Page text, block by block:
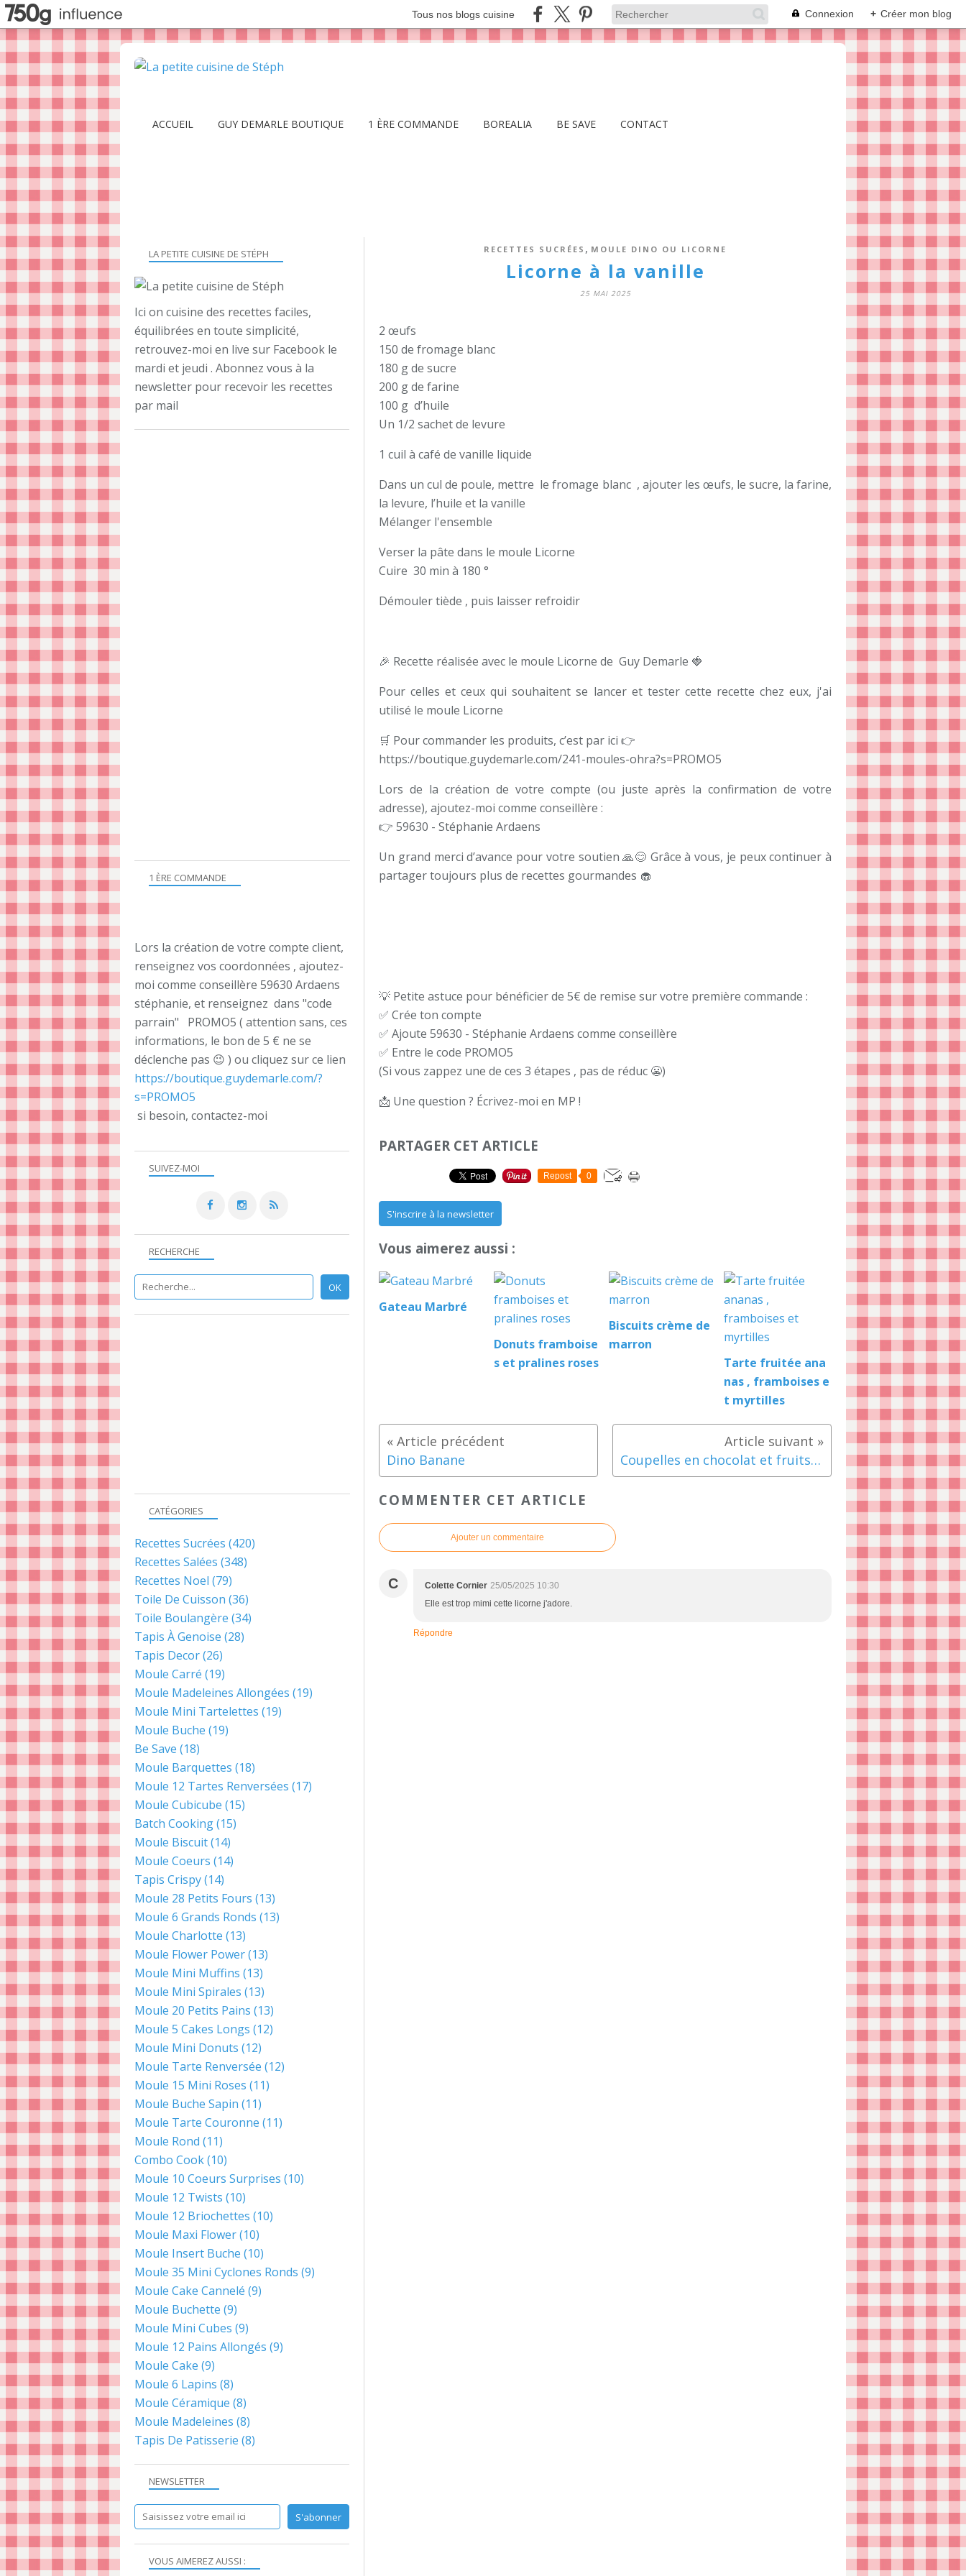
Tous nos blogs cuisine Connexion + Créer mon blog
ACCUEIL GUY DEMARLE BOUTIQUE 1 ÈRE COMMANDE BOREALIA BE SAVE CONTACT
RECETTES SUCRÉES , MOULE DINO OU LICORNE
Licorne à la vanille
25 MAI 2025
2 œufs
150 de fromage blanc
180 g de sucre
200 g de farine
100 g d’huile
Un 1/2 sachet de levure
1 cuil à café de vanille liquide
Dans un cul de poule, mettre le fromage blanc , ajouter les œufs, le sucre, la farine,
la levure, l’huile et la vanille
Mélanger l'ensemble
Verser la pâte dans le moule Licorne
Cuire 30 min à 180 °
Démouler tiède , puis laisser refroidir
🎉 Recette réalisée avec le moule Licorne de Guy Demarle 🍓
Pour celles et ceux qui souhaitent se lancer et tester cette recette chez eux, j'ai
utilisé le moule Licorne
🛒 Pour commander les produits, c’est par ici 👉
https://boutique.guydemarle.com/241-moules-ohra?s=PROMO5
Lors de la création de votre compte (ou juste après la confirmation de votre
adresse), ajoutez-moi comme conseillère :
👉 59630 - Stéphanie Ardaens
Un grand merci d’avance pour votre soutien 🙏😊 Grâce à vous, je peux continuer à
partager toujours plus de recettes gourmandes 🧁
💡 Petite astuce pour bénéficier de 5€ de remise sur votre première commande :
✅ Crée ton compte
✅ Ajoute 59630 - Stéphanie Ardaens comme conseillère
✅ Entre le code PROMO5
(Si vous zappez une de ces 3 étapes , pas de réduc 😬)
📩 Une question ? Écrivez-moi en MP !
PARTAGER CET ARTICLE
Repost 0
S'inscrire à la newsletter
Vous aimerez aussi :
Gateau Marbré
Donuts framboise
s et pralines roses
Biscuits crème de
marron
Tarte fruitée ana
nas , framboises e
t myrtilles
Dino Banane Coupelles en chocolat et fruits frais
COMMENTER CET ARTICLE
Ajouter un commentaire
C Colette Cornier 25/05/2025 10:30
Elle est trop mimi cette licorne j'adore.
Répondre
NEWSLETTER
SUIVEZ-MOI
RECHERCHE
LA PETITE CUISINE DE STÉPH
Ici on cuisine des recettes faciles,
équilibrées en toute simplicité,
retrouvez-moi en live sur Facebook le
mardi et jeudi . Abonnez vous à la
newsletter pour recevoir les recettes
par mail
VOUS AIMEREZ AUSSI :
CATÉGORIES
Recettes Sucrées (420)
Recettes Salées (348)
Recettes Noel (79)
Toile De Cuisson (36)
Toile Boulangère (34)
Tapis À Genoise (28)
Tapis Decor(26)
Moule Carré (19)
Moule Madeleines Allongées (19)
Moule Mini Tartelettes (19)
Moule Buche (19)
Be Save (18)
Moule Barquettes (18)
Moule 12 Tartes Renversées (17)
Moule Cubicube (15)
Batch Cooking(15)
Moule Biscuit(14)
Moule Coeurs (14)
Tapis Crispy(14)
Moule 28 Petits Fours (13)
Moule 6 Grands Ronds (13)
Moule Charlotte (13)
Moule Flower Power(13)
Moule Mini Muffins (13)
Moule Mini Spirales (13)
Moule 20 Petits Pains (13)
Moule 5 Cakes Longs (12)
Moule Mini Donuts (12)
Moule Tarte Renversée (12)
Moule 15 Mini Roses (11)
Moule Buche Sapin (11)
Moule Tarte Couronne (11)
Moule Rond (11)
Combo Cook(10)
Moule 10 Coeurs Surprises (10)
Moule 12 Twists (10)
Moule 12 Briochettes (10)
Moule Maxi Flower(10)
Moule Insert Buche (10)
Moule 35 Mini Cyclones Ronds (9)
Moule Cake Cannelé (9)
Moule Buchette (9)
Moule Mini Cubes (9)
Moule 12 Pains Allongés (9)
Moule Cake (9)
Moule 6 Lapins (8)
Moule Céramique (8)
Moule Madeleines (8)
Tapis De Patisserie (8)
1 ÈRE COMMANDE
Lors la création de votre compte client,
renseignez vos coordonnées , ajoutez-
moi comme conseillère 59630 Ardaens
stéphanie, et renseignez dans "code
parrain" PROMO5 ( attention sans, ces
informations, le bon de 5 € ne se
déclenche pas 😉 ) ou cliquez sur ce lien
https://boutique.guydemarle.com/?
s=PROMO5
si besoin, contactez-moi